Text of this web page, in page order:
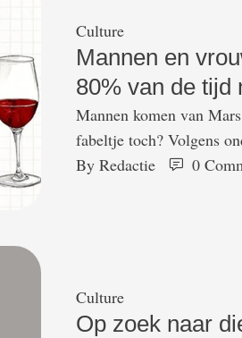
Culture
Mannen en
80% van de tijd
Mannen komen van
fabeltje toch? Volgens
Gent begrijpen mannen
By Redactie 0
Culture
Op zoek naar